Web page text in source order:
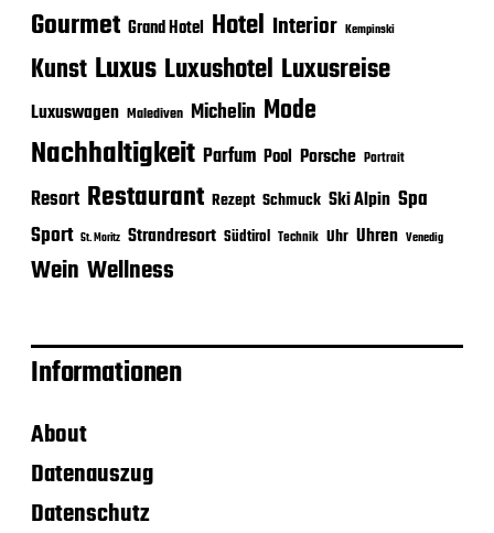
Gourmet Grand Hotel Hotel Interior Kempinski
Kunst Luxus Luxushotel Luxusreise
Luxuswagen Malediven Michelin Mode
Nachhaltigkeit Parfum Pool Porsche Portrait
Resort Restaurant Rezept Schmuck Ski Alpin Spa
Sport St. Moritz Strandresort Südtirol Technik Uhr Uhren Venedig
Wein Wellness
Informationen
About
Datenauszug
Datenschutz